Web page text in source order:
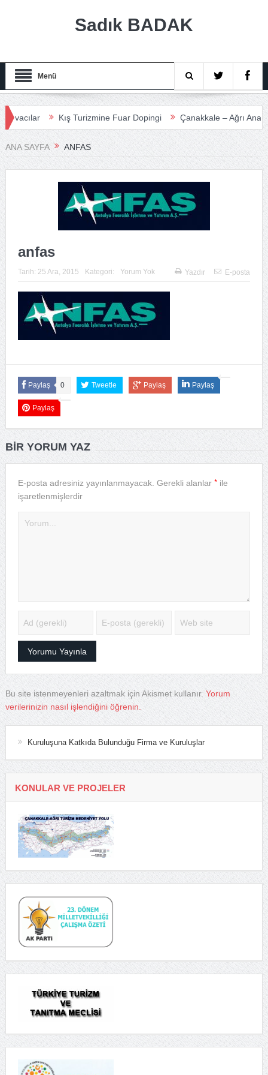
Sadık BADAK
Menü
Kış Turizmine Fuar Dopingi Çanakkale – Ağrı
ANA SAYFA ANFAS
anfas
Tarih: 25 Ara, 2015 Kategori: Yorum Yok Yazdır E-posta
Paylaş 0 Tweetle Paylaş Paylaş
Paylaş
BIR YORUM YAZ
E-posta adresiniz yayınlanmayacak. Gerekli alanlar *ile
işaretlenmişlerdir
Bu site istenmeyenleri azaltmak için Akismet kullanır. Yorum
verilerinizin nasıl işlendiğini öğrenin.
Kuruluşuna Katkıda Bulunduğu Firma ve Kuruluşlar
KONULAR VE PROJELER